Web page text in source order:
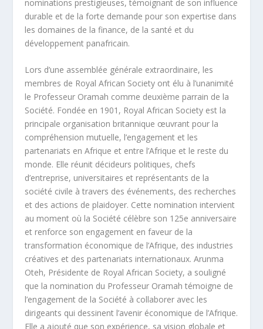
nominations prestigieuses, témoignant de son influence
durable et de la forte demande pour son expertise dans
les domaines de la finance, de la santé et du
développement panafricain.
Lors d’une assemblée générale extraordinaire, les
membres de Royal African Society ont élu à l’unanimité
le Professeur Oramah comme deuxième parrain de la
Société. Fondée en 1901, Royal African Society est la
principale organisation britannique œuvrant pour la
compréhension mutuelle, l’engagement et les
partenariats en Afrique et entre l’Afrique et le reste du
monde. Elle réunit décideurs politiques, chefs
d’entreprise, universitaires et représentants de la
société civile à travers des événements, des recherches
et des actions de plaidoyer. Cette nomination intervient
au moment où la Société célèbre son 125e anniversaire
et renforce son engagement en faveur de la
transformation économique de l’Afrique, des industries
créatives et des partenariats internationaux. Arunma
Oteh, Présidente de Royal African Society, a souligné
que la nomination du Professeur Oramah témoigne de
l’engagement de la Société à collaborer avec les
dirigeants qui dessinent l’avenir économique de l’Afrique.
Elle a ajouté que son expérience, sa vision globale et